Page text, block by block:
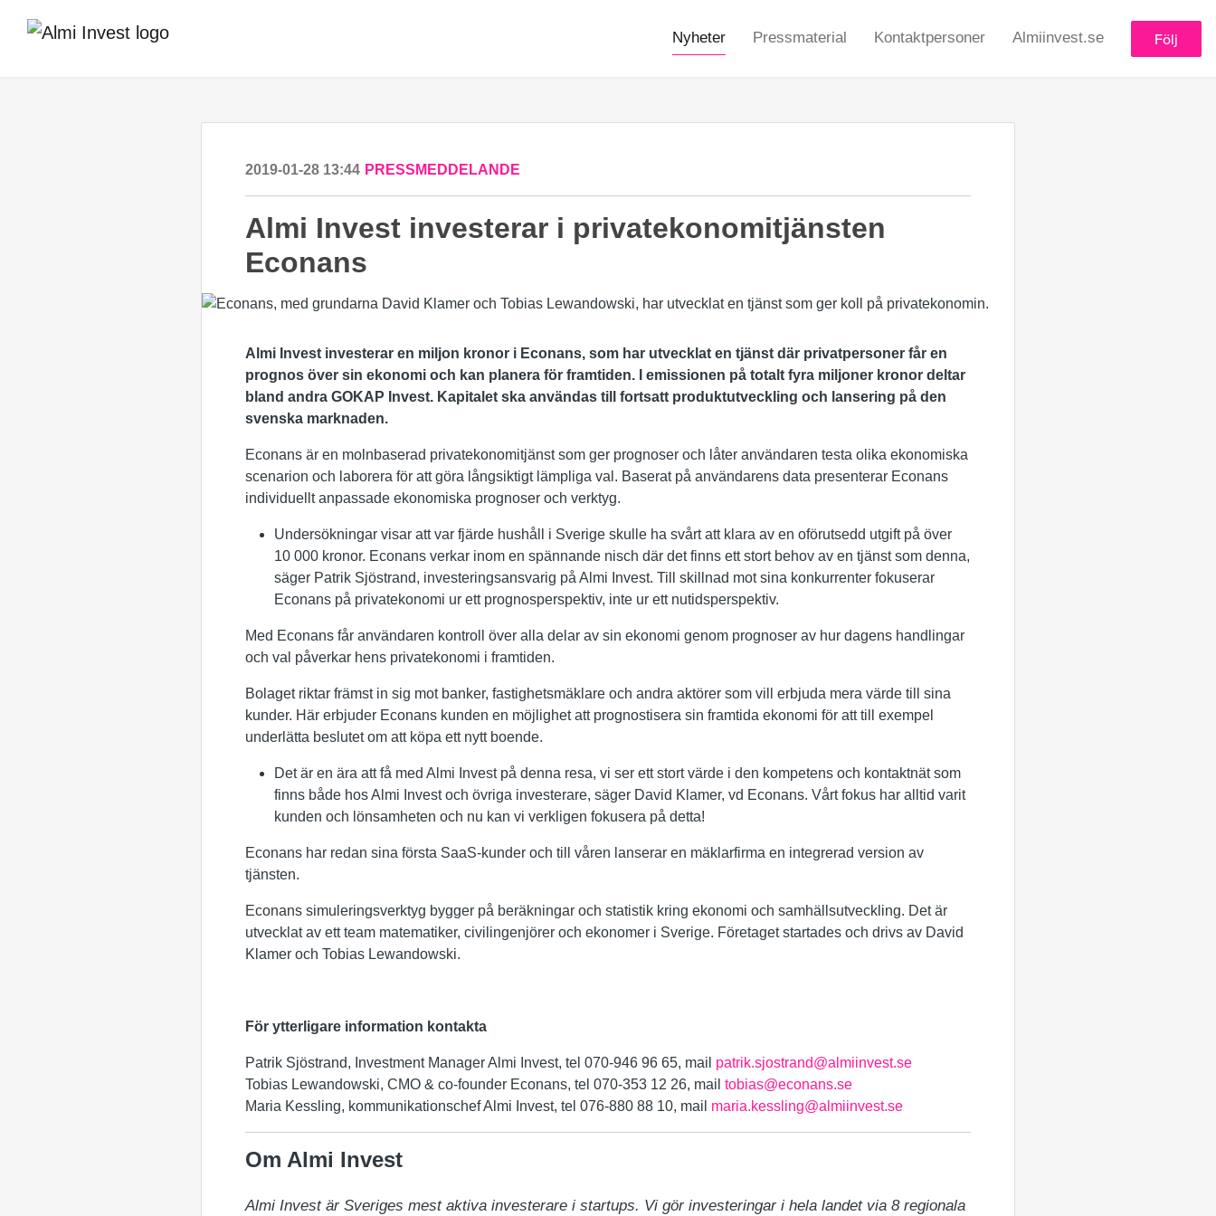
Nyheter Pressmaterial Kontaktpersoner Almiinvest.se Följ
2019-01-28 13:44 PRESSMEDDELANDE
Almi Invest investerar i privatekonomitjänsten
Econans
Almi Invest investerar en miljon kronor i Econans, som har utvecklat en tjänst där privatpersoner får en
prognos över sin ekonomi och kan planera för framtiden. I emissionen på totalt fyra miljoner kronor deltar
bland andra GOKAP Invest. Kapitalet ska användas till fortsatt produktutveckling och lansering på den
svenska marknaden.
Econans är en molnbaserad privatekonomitjänst som ger prognoser och låter användaren testa olika ekonomiska
scenarion och laborera för att göra långsiktigt lämpliga val. Baserat på användarens data presenterar Econans
individuellt anpassade ekonomiska prognoser och verktyg.
Undersökningar visar att var fjärde hushåll i Sverige skulle ha svårt att klara av en oförutsedd utgift på över
10 000 kronor. Econans verkar inom en spännande nisch där det finns ett stort behov av en tjänst som denna,
säger Patrik Sjöstrand, investeringsansvarig på Almi Invest. Till skillnad mot sina konkurrenter fokuserar
Econans på privatekonomi ur ett prognosperspektiv, inte ur ett nutidsperspektiv.
Med Econans får användaren kontroll över alla delar av sin ekonomi genom prognoser av hur dagens handlingar
och val påverkar hens privatekonomi i framtiden.
Bolaget riktar främst in sig mot banker, fastighetsmäklare och andra aktörer som vill erbjuda mera värde till sina
kunder. Här erbjuder Econans kunden en möjlighet att prognostisera sin framtida ekonomi för att till exempel
underlätta beslutet om att köpa ett nytt boende.
Det är en ära att få med Almi Invest på denna resa, vi ser ett stort värde i den kompetens och kontaktnät som
finns både hos Almi Invest och övriga investerare, säger David Klamer, vd Econans. Vårt fokus har alltid varit
kunden och lönsamheten och nu kan vi verkligen fokusera på detta!
Econans har redan sina första SaaS-kunder och till våren lanserar en mäklarfirma en integrerad version av
tjänsten.
Econans simuleringsverktyg bygger på beräkningar och statistik kring ekonomi och samhällsutveckling. Det är
utvecklat av ett team matematiker, civilingenjörer och ekonomer i Sverige. Företaget startades och drivs av David
Klamer och Tobias Lewandowski.
För ytterligare information kontakta
Patrik Sjöstrand, Investment Manager Almi Invest, tel 070-946 96 65, mail patrik.sjostrand@almiinvest.se
Tobias Lewandowski, CMO & co-founder Econans, tel 070-353 12 26, mail tobias@econans.se
Maria Kessling, kommunikationschef Almi Invest, tel 076-880 88 10, mail maria.kessling@almiinvest.se
Om Almi Invest
Almi Invest är Sveriges mest aktiva investerare i startups. Vi gör investeringar i hela landet via 8 regionala